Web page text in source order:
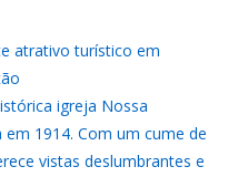
atrativo turístico em
igreja Nossa
1914. Com um cume de
vistas deslumbrantes e